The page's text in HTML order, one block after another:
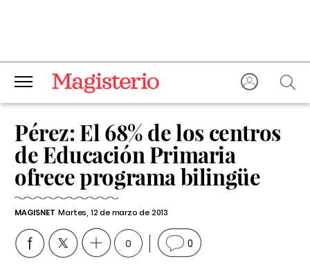
Pérez: El 68% de los centros
de Educación Primaria
ofrece programa bilingüe
MAGISNET Martes, 12 de marzo de 2013
0 0